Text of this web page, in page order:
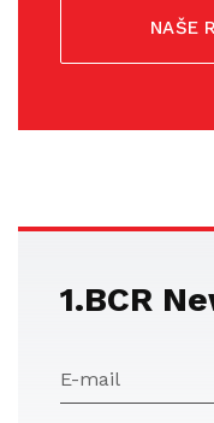
NAŠE
1.BCR
E-mail